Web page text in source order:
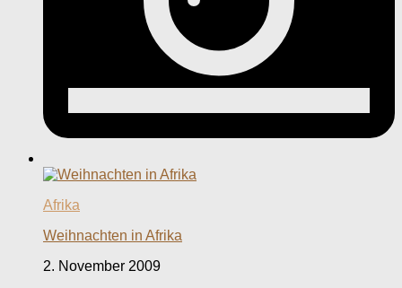
Afrika
Weihnachten in Afrika
2. November 2009